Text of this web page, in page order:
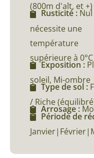
(800m d'alt, et +)
Rusticité : Nul
nécessite une
température
supérieure à 0°C
Exposition :
soleil, Mi-ombre
Type de sol :
/ Riche
Arrosage :
Période de